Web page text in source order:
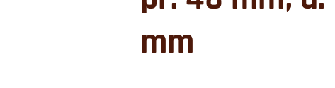
mm